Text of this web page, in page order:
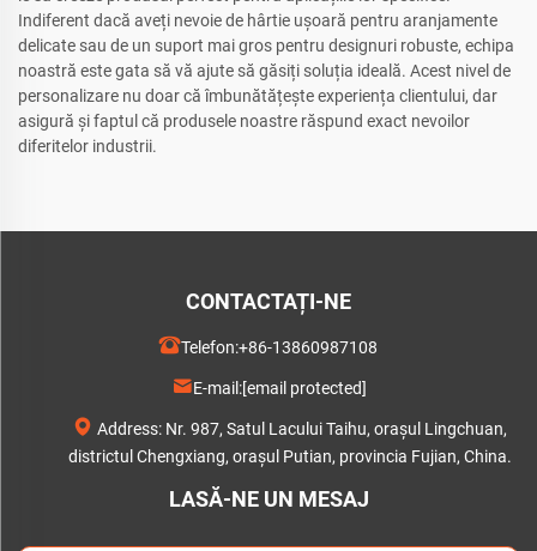
Indiferent dacă aveți nevoie de hârtie ușoară pentru aranjamente
delicate sau de un suport mai gros pentru designuri robuste, echipa
noastră este gata să vă ajute să găsiți soluția ideală. Acest nivel de
personalizare nu doar că îmbunătățește experiența clientului, dar
asigură și faptul că produsele noastre răspund exact nevoilor
diferitelor industrii.
CONTACTAȚI-NE
Telefon:+86-13860987108
E-mail:[email protected]
Address: Nr. 987, Satul Lacului Taihu, orașul Lingchuan,
districtul Chengxiang, orașul Putian, provincia Fujian, China.
LASĂ-NE UN MESAJ